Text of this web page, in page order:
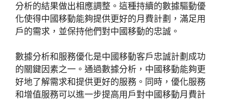
分析的結果做出相應調整。這種持續的數據驅動優
化使得中國移動能夠提供更好的月費計劃，滿足用
戶的需求，並保持他們對中國移動的忠誠。
數據分析和服務優化是中國移動客戶忠誠計劃成功
的關鍵因素之一。通過數據分析，中國移動能夠更
好地了解需求和提供更好的服務。同時，優化服務
和增值服務可以進一步提高用戶對中國移動月費計